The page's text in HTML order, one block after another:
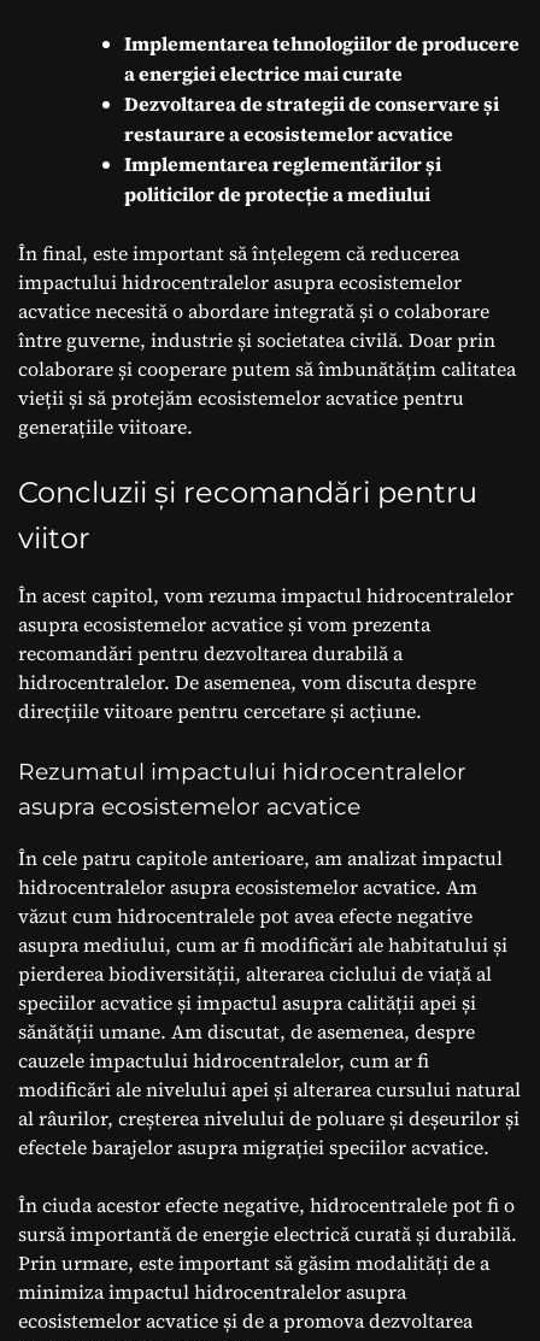
Implementarea tehnologiilor de producere
a energiei electrice mai curate
Dezvoltarea de strategii de conservare și
restaurare a ecosistemelor acvatice
Implementarea reglementărilor și
politicilor de protecție a mediului
În final, este important să înțelegem că reducerea
impactului hidrocentralelor asupra ecosistemelor
acvatice necesită o abordare integrată și o colaborare
între guverne, industrie și societatea civilă. Doar prin
colaborare și cooperare putem să îmbunătățim calitatea
vieții și să protejăm ecosistemelor acvatice pentru
generațiile viitoare.
Concluzii și recomandări pentru
viitor
În acest capitol, vom rezuma impactul hidrocentralelor
asupra ecosistemelor acvatice și vom prezenta
recomandări pentru dezvoltarea durabilă a
hidrocentralelor. De asemenea, vom discuta despre
direcțiile viitoare pentru cercetare și acțiune.
Rezumatul impactului hidrocentralelor
asupra ecosistemelor acvatice
În cele patru capitole anterioare, am analizat impactul
hidrocentralelor asupra ecosistemelor acvatice. Am
văzut cum hidrocentralele pot avea efecte negative
asupra mediului, cum ar fi modificări ale habitatului și
pierderea biodiversității, alterarea ciclului de viață al
speciilor acvatice și impactul asupra calității apei și
sănătății umane. Am discutat, de asemenea, despre
cauzele impactului hidrocentralelor, cum ar fi
modificări ale nivelului apei și alterarea cursului natural
al râurilor, creșterea nivelului de poluare și deșeurilor și
efectele barajelor asupra migrației speciilor acvatice.
În ciuda acestor efecte negative, hidrocentralele pot fi o
sursă importantă de energie electrică curată și durabilă.
Prin urmare, este important să găsim modalități de a
minimiza impactul hidrocentralelor asupra
ecosistemelor acvatice și de a promova dezvoltarea